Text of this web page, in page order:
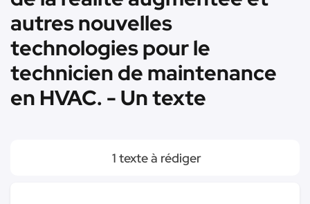
autres nouvelles
technologies pour le
technicien de maintenance
en HVAC. - Un texte
1 texte à rédiger